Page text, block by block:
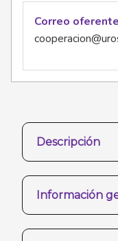
Correo oferente
Descripción
Información